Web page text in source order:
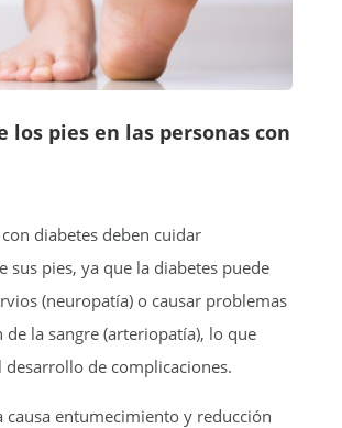
los pies en las personas con
diabetes deben cuidar
sus pies, ya que la diabetes puede
(neuropatía) o causar problemas
de la sangre (arteriopatía), lo que
desarrollo de complicaciones.
causa entumecimiento y reducción